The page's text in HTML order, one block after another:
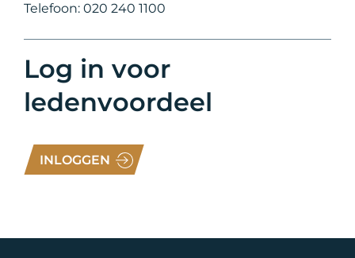
Telefoon: 020 240 1100
Log in voor
ledenvoordeel
INLOGGEN